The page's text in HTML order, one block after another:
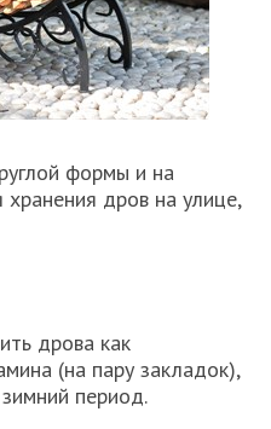
формы и на
дров на улице,
дрова как
(на пару закладок),
период.